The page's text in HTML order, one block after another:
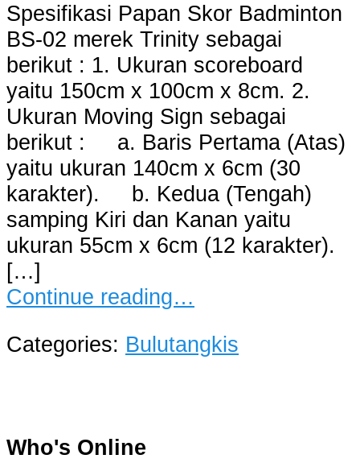
Spesifikasi Papan Skor Badminton
BS-02 merek Trinity sebagai
berikut : 1. Ukuran scoreboard
yaitu 150cm x 100cm x 8cm. 2.
Ukuran Moving Sign sebagai
berikut : a. Baris Pertama (Atas)
yaitu ukuran 140cm x 6cm (30
karakter). b. Kedua (Tengah)
samping Kiri dan Kanan yaitu
ukuran 55cm x 6cm (12 karakter).
[…]
Continue reading…
Categories: Bulutangkis
Who's Online